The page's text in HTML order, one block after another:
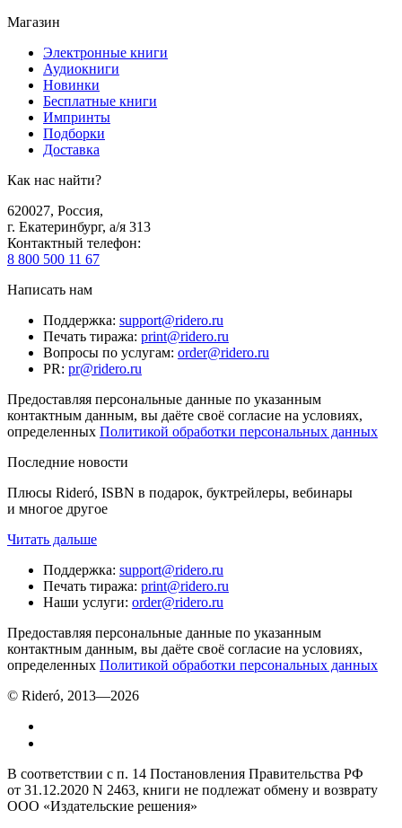
Магазин
Электронные книги
Аудиокниги
Новинки
Бесплатные книги
Импринты
Подборки
Доставка
Как нас найти?
620027, Россия,
г. Екатеринбург, а/я 313
Контактный телефон:
8 800 500 11 67
Написать нам
Поддержка: support@ridero.ru
Печать тиража: print@ridero.ru
Вопросы по услугам: order@ridero.ru
PR: pr@ridero.ru
Предоставляя персональные данные по указанным
контактным данным, вы даёте своё согласие на условиях,
определенных Политикой обработки персональных данных
Последние новости
Плюсы Rideró, ISBN в подарок, буктрейлеры, вебинары
и многое другое
Читать дальше
Поддержка: support@ridero.ru
Печать тиража: print@ridero.ru
Наши услуги: order@ridero.ru
Предоставляя персональные данные по указанным
контактным данным, вы даёте своё согласие на условиях,
определенных Политикой обработки персональных данных
© Rideró, 2013—2026
В соответствии с п. 14 Постановления Правительства РФ
от 31.12.2020 N 2463, книги не подлежат обмену и возврату
ООО «Издательские решения»